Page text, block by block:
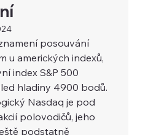
posouvání
u amerických indexů,
index S&P 500
hladiny 4900 bodů.
Nasdaq je pod
polovodičů, jeho
podstatně